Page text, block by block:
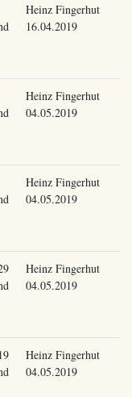
Heinz Fingerhut
16.04.2019
Heinz Fingerhut
04.05.2019
Heinz Fingerhut
04.05.2019
Heinz Fingerhut
04.05.2019
Heinz Fingerhut
04.05.2019